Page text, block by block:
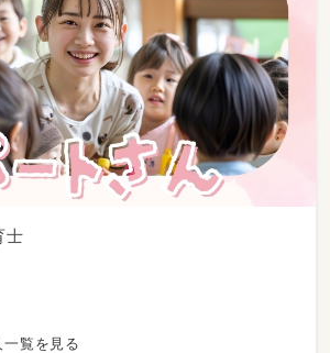
士
覧を見る